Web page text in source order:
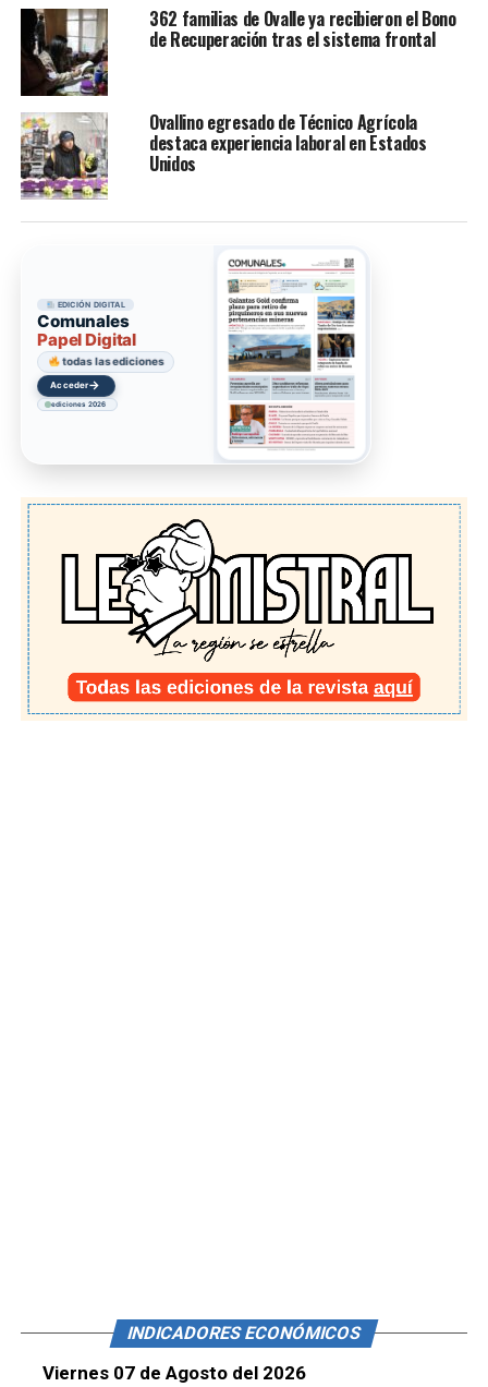
362 familias de Ovalle ya recibieron el Bono
de Recuperación tras el sistema frontal
Ovallino egresado de Técnico Agrícola
destaca experiencia laboral en Estados
Unidos
EDICIÓN DIGITAL
Comunales
Papel Digital
todas las ediciones
Acceder→
ediciones 2026
INDICADORES ECONÓMICOS
Viernes 07 de Agosto del 2026